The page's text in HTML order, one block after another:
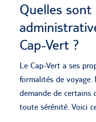
Quelles
Cap-Vert ?
Le Cap-Vert a ses
formalités de voyage.
demande de certains
toute sérénité. Voici